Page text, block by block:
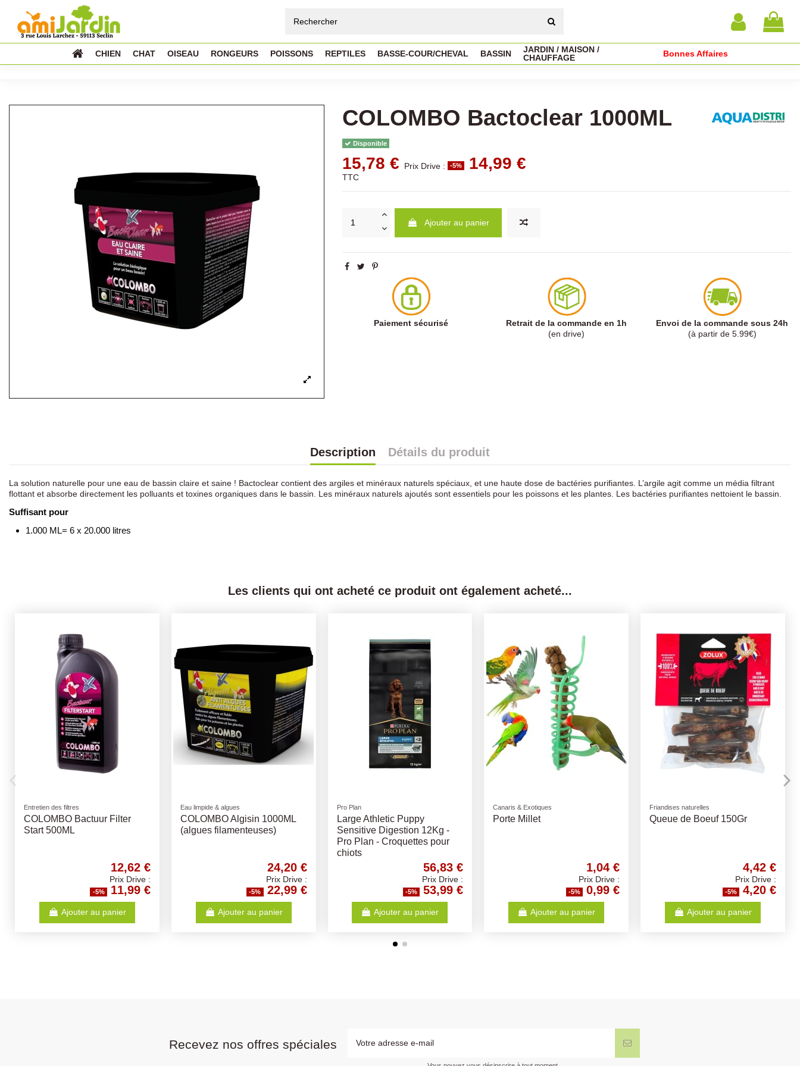
CHIEN CHAT OISEAU RONGEURS POISSONS REPTILES BASSE-COUR/CHEVAL BASSIN
JARDIN / MAISON /
CHAUFFAGE
Bonnes Affaires
COLOMBO Bactoclear 1000ML
Disponible
15,78 € Prix Drive : -5% 14,99 €
TTC
Ajouter au panier
Paiement sécurisé
Retrait de la commande en 1h
(en drive)
Envoi de la commande sous 24h
(à partir de 5.99€)
Description Détails du produit
La solution naturelle pour une eau de bassin claire et saine ! Bactoclear contient des argiles et minéraux naturels spéciaux, et une haute dose de bactéries purifiantes. L’argile agit comme un média filtrant
flottant et absorbe directement les polluants et toxines organiques dans le bassin. Les minéraux naturels ajoutés sont essentiels pour les poissons et les plantes. Les bactéries purifiantes nettoient le bassin.
Suffisant pour
1.000 ML= 6 x 20.000 litres
Les clients qui ont acheté ce produit ont également acheté...
Friandises naturelles
Queue de Boeuf 150Gr
4,42 €
Prix Drive :
-5% 4,20 €
Ajouter au panier
Stérilisateur UV-C pour bassin
Lampe Uv Pl 18W 225Mm
G23 - Deux Broches
16,84 €
Prix Drive :
-5% 16,00 €
Ajouter au panier
Friandises naturelles
Denta Fun Braided Sticks -
Différentes Tailles - friandise
pour chiens
0,89 €
Prix Drive :
-5% 0,85 €
Ajouter au panier
Canaris & Exotiques
MILLET JAUNE 400gr
3,67 €
Prix Drive :
-5% 3,49 €
Ajouter au panier
Entretien des filtres
COLOMBO Bactuur Clean
10,51 €
Prix Drive :
-5% 9,98 €
Ajouter au panier
Recevez nos offres spéciales